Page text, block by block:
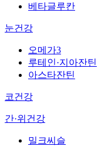
베타글루칸
눈건강
오메가3
루테인·지아잔틴
아스타잔틴
코건강
간·위건강
밀크씨슬